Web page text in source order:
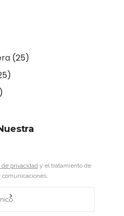
(25)
de privacidad y el tratamiento de
comunicaciones.